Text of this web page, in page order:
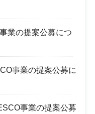
業の提案公募につ
事業の提案公募に
事業の提案公募